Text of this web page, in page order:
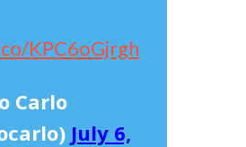
KPC6oGjrgh
Carlo
July 6,